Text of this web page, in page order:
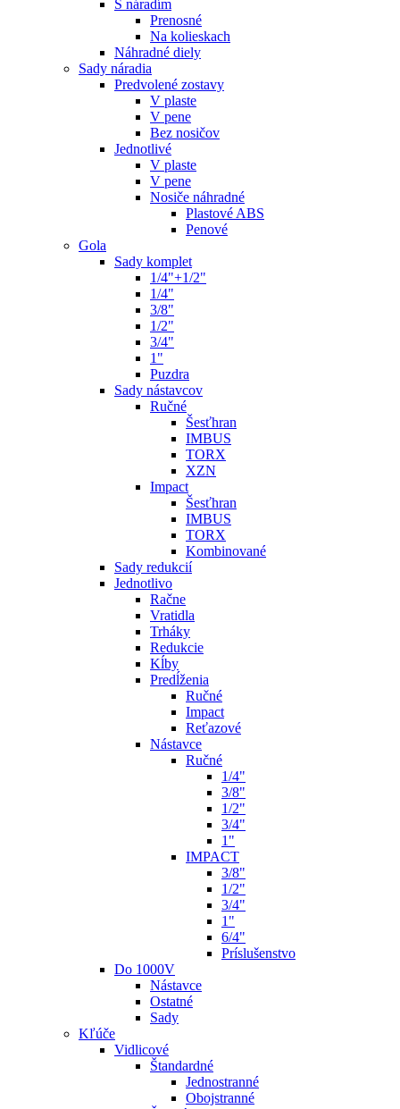
S náradím
Prenosné
Na kolieskach
Náhradné diely
Sady náradia
Predvolené zostavy
V plaste
V pene
Bez nosičov
Jednotlivé
V plaste
V pene
Nosiče náhradné
Plastové ABS
Penové
Gola
Sady komplet
1/4"+1/2"
1/4"
3/8"
1/2"
3/4"
1"
Puzdra
Sady nástavcov
Ručné
Šesťhran
IMBUS
TORX
XZN
Impact
Šesťhran
IMBUS
TORX
Kombinované
Sady redukcií
Jednotlivo
Račne
Vratidla
Trháky
Redukcie
Kĺby
Predĺženia
Ručné
Impact
Reťazové
Nástavce
Ručné
1/4"
3/8"
1/2"
3/4"
1"
IMPACT
3/8"
1/2"
3/4"
1"
6/4"
Príslušenstvo
Do 1000V
Nástavce
Ostatné
Sady
Kľúče
Vidlicové
Štandardné
Jednostranné
Obojstranné